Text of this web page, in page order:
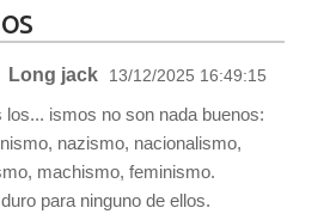
Long jack 13/12/2025 16:49:15
los... ismos no son nada buenos:
nazismo, nacionalismo,
machismo, feminismo.
para ninguno de ellos.